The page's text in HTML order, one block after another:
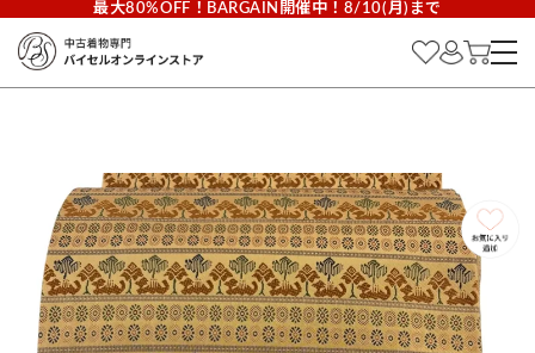
最大80%OFF！BARGAIN開催中！8/10(月)まで